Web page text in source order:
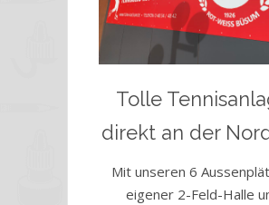
Tolle
direkt an der
Mit unseren 6
eigener 2-Feld-Halle